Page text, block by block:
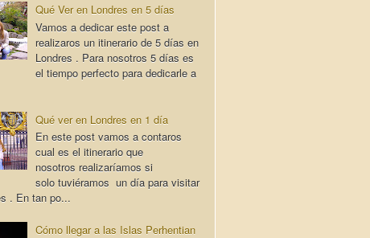
Qué Ver en Londres en 5 días
Vamos a dedicar este post a
realizaros un itinerario de 5 días en
Londres . Para nosotros 5 días es
el tiempo perfecto para dedicarle a
Qué ver en Londres en 1 día
En este post vamos a contaros
cual es el itinerario que
nosotros realizaríamos si
solo tuviéramos un día para visitar
. En tan po...
Cómo llegar a las Islas Perhentian